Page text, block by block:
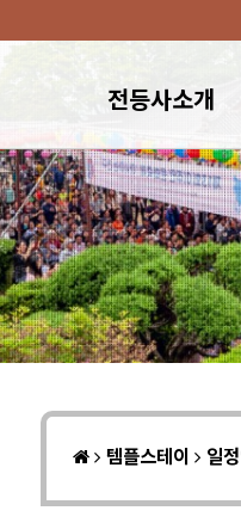
전등사소개
템플스테이 일